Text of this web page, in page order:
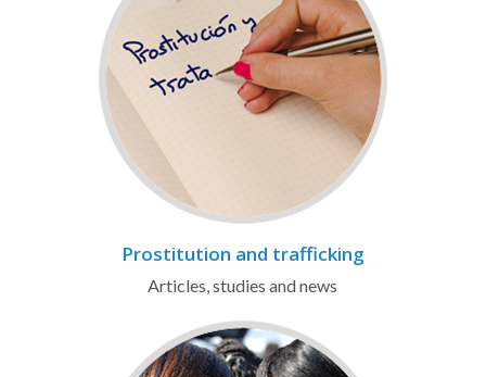
Prostitution and trafficking
Articles, studies and news